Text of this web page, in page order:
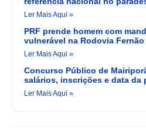
Ler Mais Aqui »
PRF prende homem com
vulnerável na Rodovia Fernão
Ler Mais Aqui »
Concurso Público de
salários, inscrições e data da
Ler Mais Aqui »